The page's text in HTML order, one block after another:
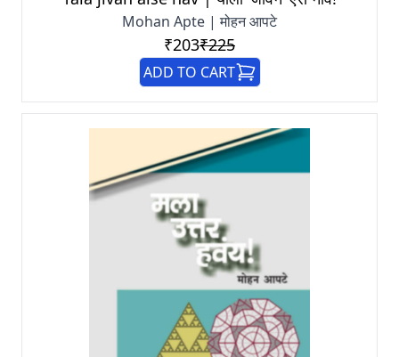
Mohan Apte | मोहन आपटे
₹203₹225
ADD TO CART